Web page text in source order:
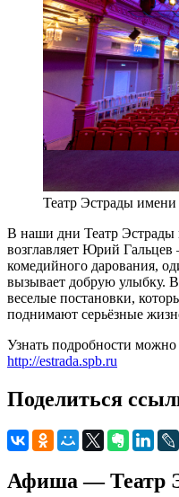
Театр Эстрады
В наши дни Театр Эстрады
возглавляет Юрий
комедийного дарования,
вызывает добрую улыбку.
веселые постановки,
поднимают серьёзные
Узнать подробности
http://estrada.spb.ru
Поделиться
Афиша — Театр